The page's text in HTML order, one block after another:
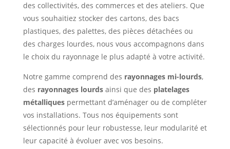
des collectivités, des commerces et des ateliers. Que
vous souhaitiez stocker des cartons, des bacs
plastiques, des palettes, des pièces détachées ou
des charges lourdes, nous vous accompagnons dans
le choix du rayonnage le plus adapté à votre activité.
Notre gamme comprend des rayonnages mi-lourds,
des rayonnages lourdsainsi que des platelages
métalliquespermettant d’aménager ou de compléter
vos installations. Tous nos équipements sont
sélectionnés pour leur robustesse, leur modularité et
leur capacité à évoluer avec vos besoins.